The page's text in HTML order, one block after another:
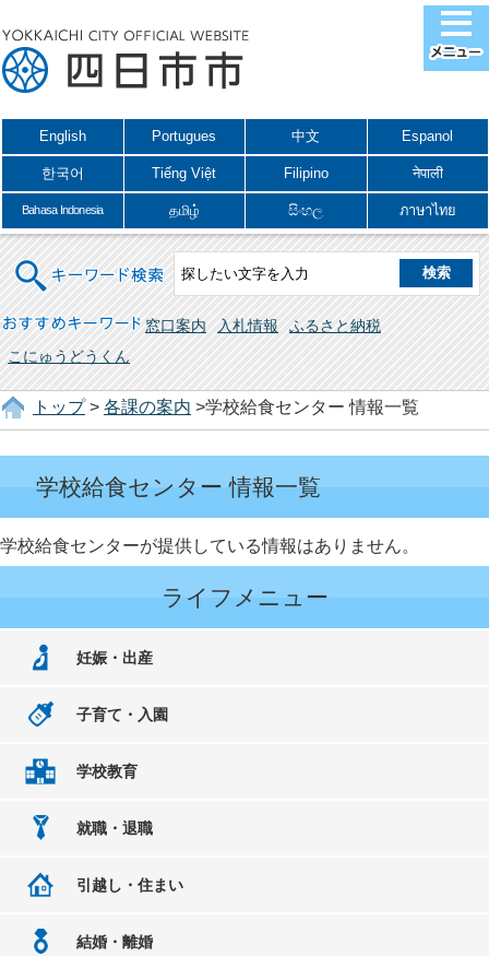
English Portugues 中文 Espanol
한국어 Tiếng Việt Filipino नेपाली
Bahasa Indonesia தமிழ் සිංහල ภาษาไทย
キーワード検索
おすすめキーワード 窓口案内 入札情報
ふるさと納税
こにゅうどうくん
トップ> 各課の案内 >学校給食センター 情報一覧
学校給食センター 情報一覧
学校給食センターが提供している情報はありません。
ライフメニュー
妊娠・出産
子育て・入園
学校教育
就職・退職
引越し・住まい
結婚・離婚